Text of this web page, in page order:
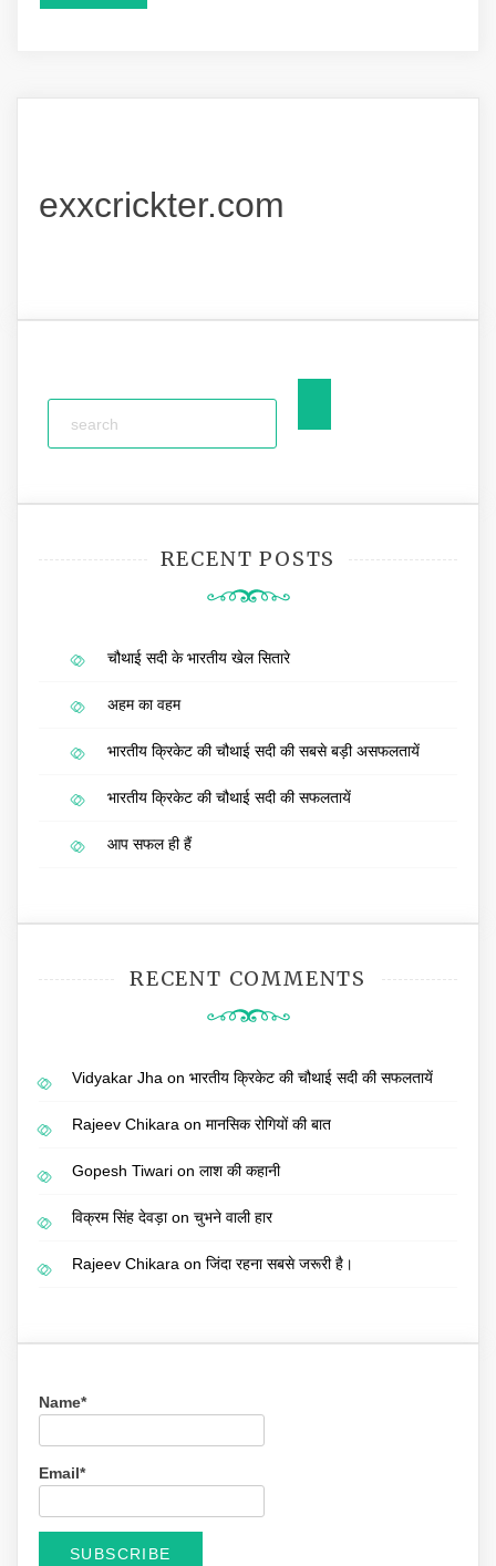
exxcrickter.com
RECENT POSTS
चौथाई सदी के भारतीय खेल सितारे
अहम का वहम
भारतीय क्रिकेट की चौथाई सदी की सबसे बड़ी असफलतायें
भारतीय क्रिकेट की चौथाई सदी की सफलतायें
आप सफल ही हैं
RECENT COMMENTS
Vidyakar Jha on भारतीय क्रिकेट की चौथाई सदी की सफलतायें
Rajeev Chikara on मानसिक रोगियों की बात
Gopesh Tiwari on लाश की कहानी
विक्रम सिंह देवड़ाon चुभने वाली हार
Rajeev Chikara on जिंदा रहना सबसे जरूरी है।
Name*
Email*